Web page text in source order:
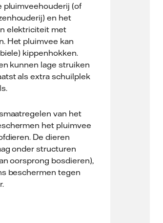
pluimveehouderij (of
en het
elektriciteit met
Het pluimvee kan
kippenhokken.
kunnen lage struiken
als extra schuilplek
van het
het pluimvee
De dieren
onder structuren
oorsprong bosdieren),
beschermen tegen